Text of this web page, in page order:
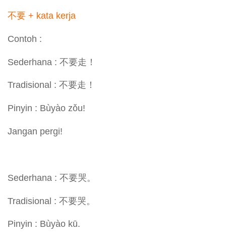
不要 + kata kerja
Contoh :
Sederhana : 不要走！
Tradisional : 不要走！
Pinyin : Bùyào zǒu!
Jangan pergi!
Sederhana : 不要哭。
Tradisional : 不要哭。
Pinyin : Bùyào kū.